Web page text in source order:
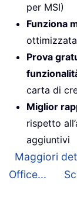
per MSI)
Funziona
Prova
carta di
Miglior
rispetto
aggiuntivi
Maggiori
Office...